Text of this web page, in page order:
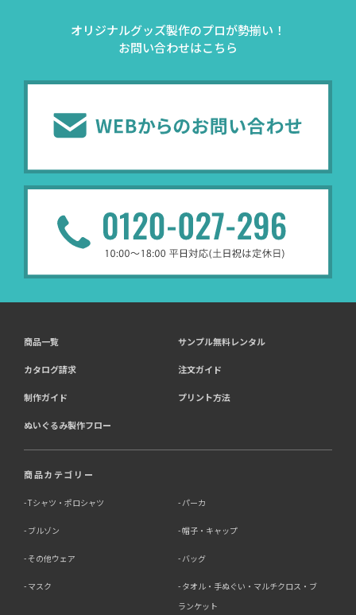
オリジナルグッズ製作のプロが勢揃い！
お問い合わせはこちら
商品一覧 サンプル無料レンタル
カタログ請求 注文ガイド
制作ガイド プリント方法
ぬいぐるみ製作フロー
商品カテゴリー
Tシャツ・ポロシャツ パーカ
ブルゾン 帽子・キャップ
その他ウェア バッグ
マスク
タオル・手ぬぐい・マルチクロス・ブ
ランケット